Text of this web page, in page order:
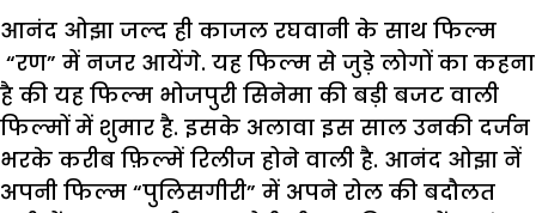
आनंद ओझा जल्द ही काजल रघवानी के साथ फिल्म
“रण” में नजर आयेंगे. यह फिल्म से जुड़े लोगों का कहना
है की यह फिल्म भोजपुरी सिनेमा की बड़ी बजट वाली
फिल्मों में शुमार है. इसके अलावा इस साल उनकी दर्जन
भरके करीब फ़िल्में रिलीज होने वाली है. आनंद ओझा नें
अपनी फिल्म “पुलिसगीरी” में अपने रोल की बदौलत